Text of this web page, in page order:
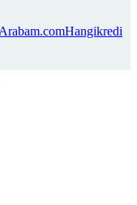
Arabam.comHangikredi